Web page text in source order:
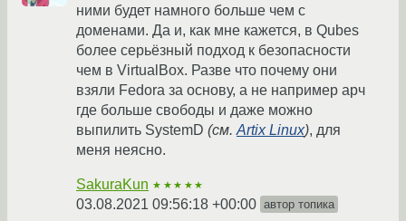
ними будет намного больше чем с
доменами. Да и, как мне кажется, в Qubes
более серьёзный подход к безопасности
чем в VirtualBox. Разве что почему они
взяли Fedora за основу, а не например арч
где больше свободы и даже можно
выпилить SystemD (см. Artix Linux), для
меня неясно.
SakuraKun ★★★★★
03.08.2021 09:56:18 +00:00 автор топика